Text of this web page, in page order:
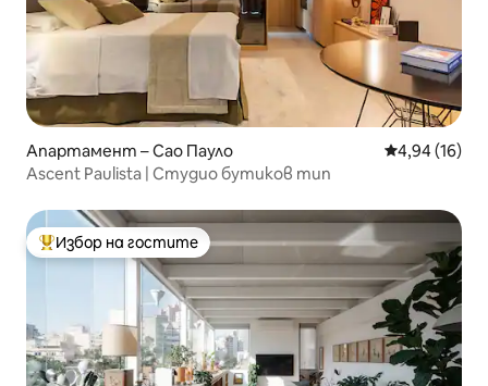
Апартамент – Сао Пауло Средна
4,94 (16)
Ascent Paulista | Студио бутиков тип
Най-популярен избор на гостите
Избор на гостите